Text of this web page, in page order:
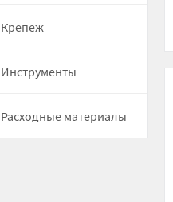
Крепеж
Инструменты
Расходные материалы